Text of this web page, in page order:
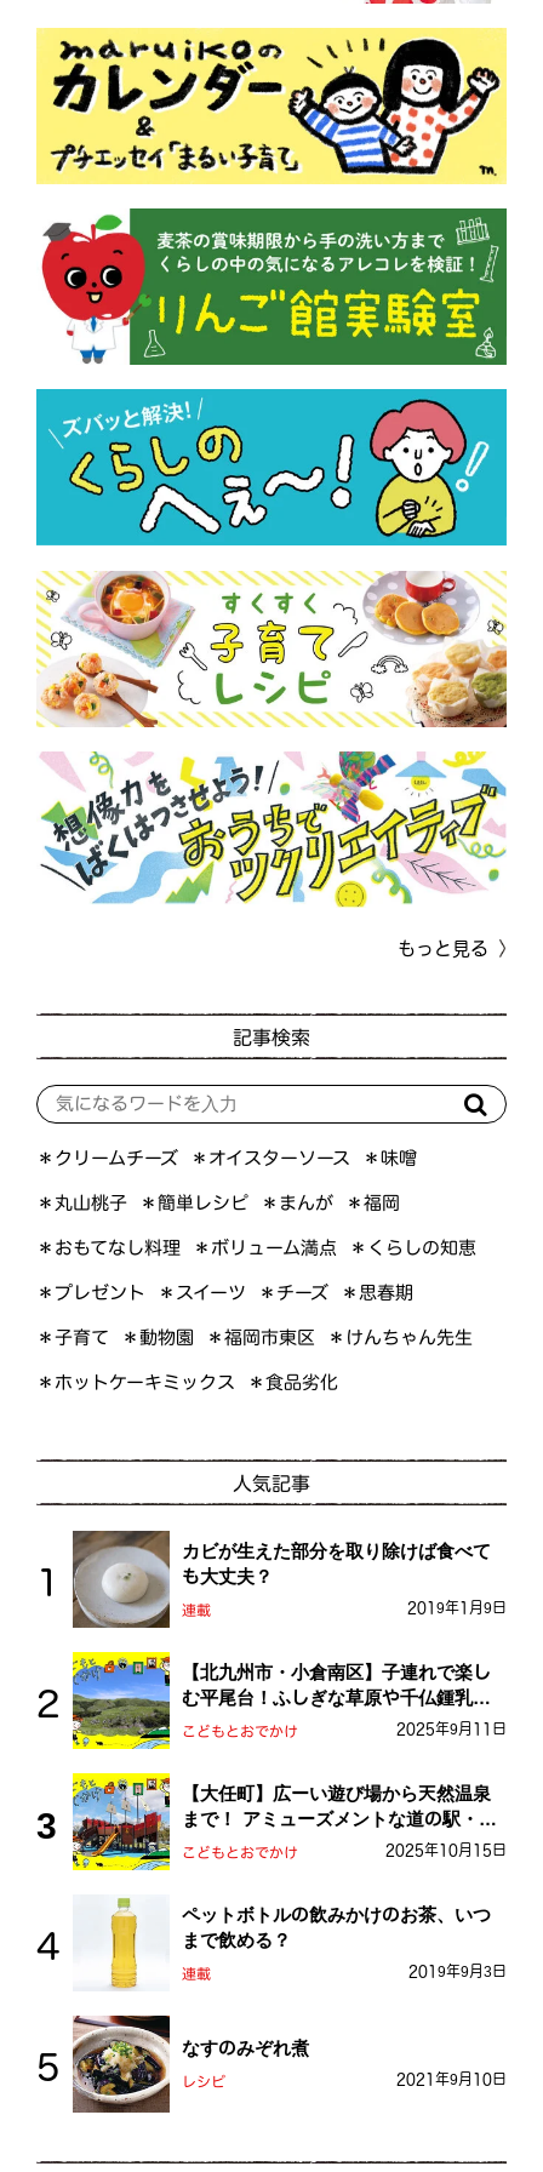
もっと見る
記事検索
＊クリームチーズ ＊オイスターソース ＊味噌
＊丸山桃子 ＊簡単レシピ ＊まんが ＊福岡
＊おもてなし料理 ＊ボリューム満点 ＊くらしの知恵
＊プレゼント ＊スイーツ ＊チーズ ＊思春期
＊子育て ＊動物園 ＊福岡市東区 ＊けんちゃん先生
＊ホットケーキミックス ＊食品劣化
人気記事
カビが生えた部分を取り除けば食べて
も大丈夫？
連載 2019年1月9日
【北九州市・小倉南区】子連れで楽し
む平尾台！ふしぎな草原や千仏鍾乳洞
を探検しよう！
こどもとおでかけ 2025年9月11日
【大任町】広ーい遊び場から天然温泉
まで！ アミューズメントな道の駅・お
おとう桜街道
こどもとおでかけ 2025年10月15日
ペットボトルの飲みかけのお茶、いつ
まで飲める？
連載 2019年9月3日
なすのみぞれ煮
レシピ 2021年9月10日